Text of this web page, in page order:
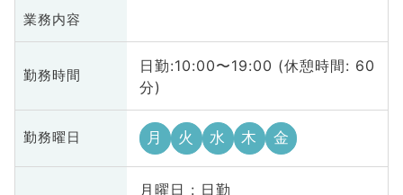
業務内容
勤務時間
日勤:10:00〜19:00 (休憩時間: 60
分)
勤務曜日 月 火 水 木 金
月曜日 : 日勤